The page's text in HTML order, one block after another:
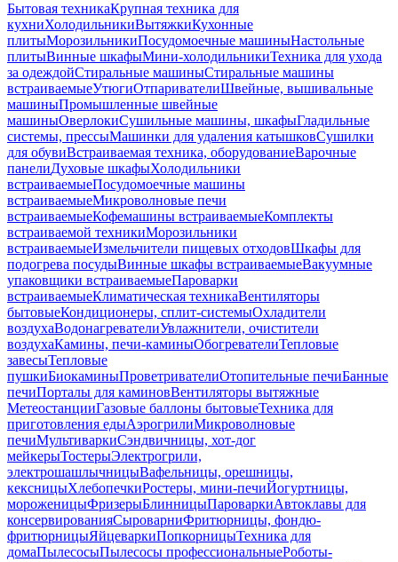
Бытовая техникаКрупная техника для
кухниХолодильникиВытяжкиКухонные
плитыМорозильникиПосудомоечные машиныНастольные
плитыВинные шкафыМини-холодильникиТехника для ухода
за одеждойСтиральные машиныСтиральные машины
встраиваемыеУтюгиОтпаривателиШвейные, вышивальные
машиныПромышленные швейные
машиныОверлокиСушильные машины, шкафыГладильные
системы, прессыМашинки для удаления катышковСушилки
для обувиВстраиваемая техника, оборудованиеВарочные
панелиДуховые шкафыХолодильники
встраиваемыеПосудомоечные машины
встраиваемыеМикроволновые печи
встраиваемыеКофемашины встраиваемыеКомплекты
встраиваемой техникиМорозильники
встраиваемыеИзмельчители пищевых отходовШкафы для
подогрева посудыВинные шкафы встраиваемыеВакуумные
упаковщики встраиваемыеПароварки
встраиваемыеКлиматическая техникаВентиляторы
бытовыеКондиционеры, сплит-системыОхладители
воздухаВодонагревателиУвлажнители, очистители
воздухаКамины, печи-каминыОбогревателиТепловые
завесыТепловые
пушкиБиокаминыПроветривателиОтопительные печиБанные
печиПорталы для каминовВентиляторы вытяжные
МетеостанцииГазовые баллоны бытовыеТехника для
приготовления едыАэрогрилиМикроволновые
печиМультиваркиСэндвичницы, хот-дог
мейкерыТостерыЭлектрогрили,
электрошашлычницыВафельницы, орешницы,
кексницыХлебопечкиРостеры, мини-печиЙогуртницы,
мороженицыФризерыБлинницыПароваркиАвтоклавы для
консервированияСыроварниФритюрницы, фондю-
фритюрницыЯйцеваркиПопкорницыТехника для
домаПылесосыПылесосы профессиональныеРоботы-